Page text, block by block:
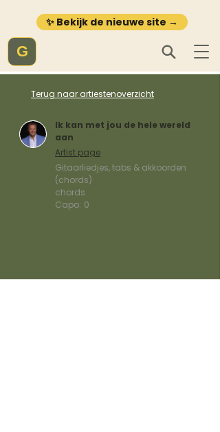
✨ Bekijk de nieuwe site →
G
Terug naar artiestenoverzicht
Ik kan met jou de hele wereld
aan
Artist page
Gitaarliedjes, tabs & akkoorden
(chords)
chords
Capo: 0